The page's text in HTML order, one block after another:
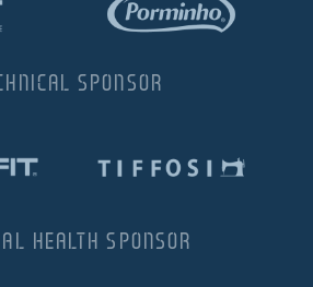
SPONSOR
HEALTH SPONSOR